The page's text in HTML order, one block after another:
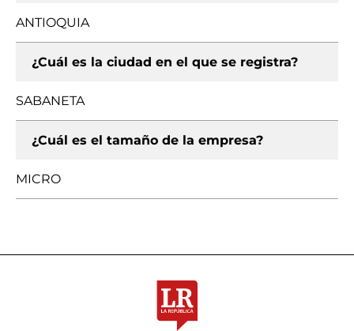
ANTIOQUIA
¿Cuál es la ciudad en el que se registra?
SABANETA
¿Cuál es el tamaño de la empresa?
MICRO